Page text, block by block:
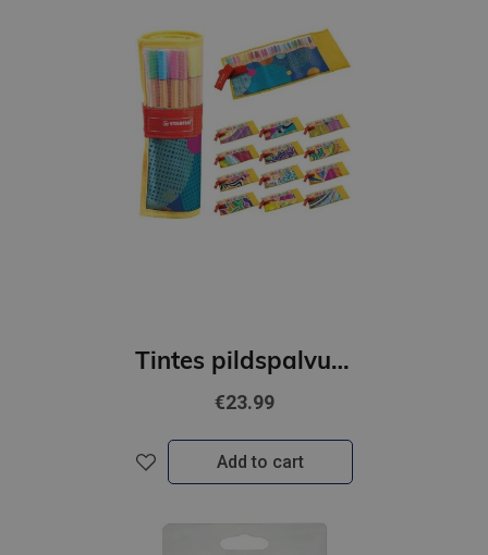
Tintes pildspalvu komplekts STABILO POINT88 ar penāli |25 krāsas
€23.99
Add to cart